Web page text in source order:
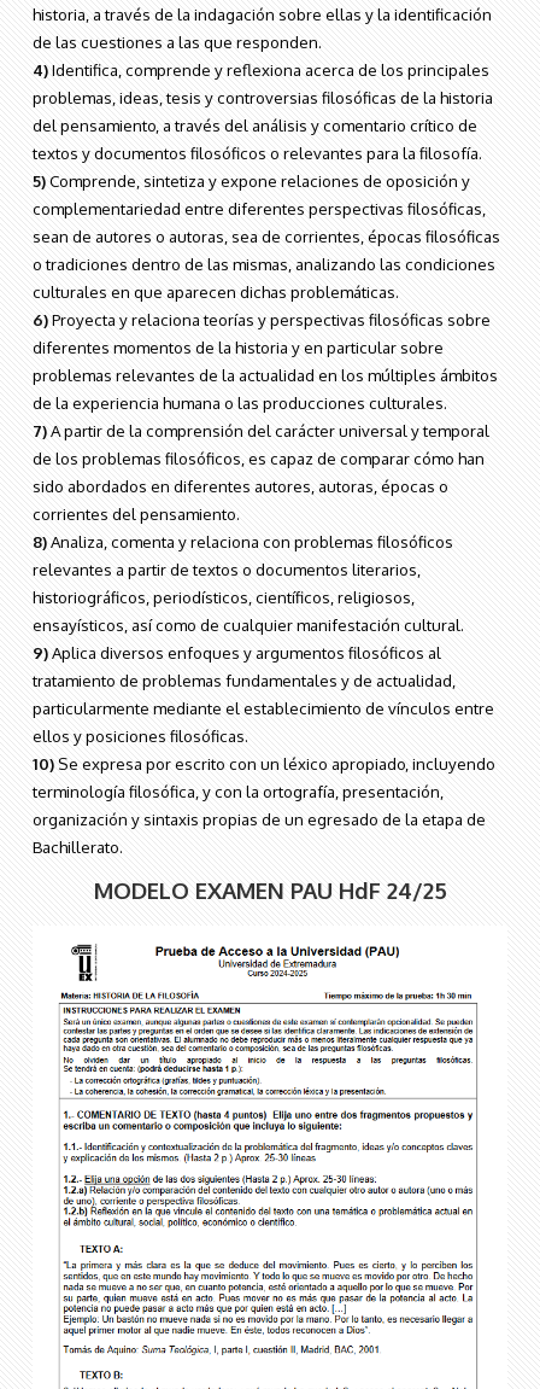
historia, a través de la indagación sobre ellas y la identificación
de las cuestiones a las que responden.
4)Identifica, comprende y reflexiona acerca de los principales
problemas, ideas, tesis y controversias filosóficas de la historia
del pensamiento, a través del análisis y comentario crítico de
textos y documentos filosóficos o relevantes para la filosofía.
5)Comprende, sintetiza y expone relaciones de oposición y
complementariedad entre diferentes perspectivas filosóficas,
sean de autores o autoras, sea de corrientes, épocas filosóficas
o tradiciones dentro de las mismas, analizando las condiciones
culturales en que aparecen dichas problemáticas.
6)Proyecta y relaciona teorías y perspectivas filosóficas sobre
diferentes momentos de la historia y en particular sobre
problemas relevantes de la actualidad en los múltiples ámbitos
de la experiencia humana o las producciones culturales.
7)A partir de la comprensión del carácter universal y temporal
de los problemas filosóficos, es capaz de comparar cómo han
sido abordados en diferentes autores, autoras, épocas o
corrientes del pensamiento.
8)Analiza, comenta y relaciona con problemas filosóficos
relevantes a partir de textos o documentos literarios,
historiográficos, periodísticos, científicos, religiosos,
ensayísticos, así como de cualquier manifestación cultural.
9)Aplica diversos enfoques y argumentos filosóficos al
tratamiento de problemas fundamentales y de actualidad,
particularmente mediante el establecimiento de vínculos entre
ellos y posiciones filosóficas.
10)Se expresa por escrito con un léxico apropiado, incluyendo
terminología filosófica, y con la ortografía, presentación,
organización y sintaxis propias de un egresado de la etapa de
Bachillerato.
MODELO EXAMEN PAU HdF 24/25